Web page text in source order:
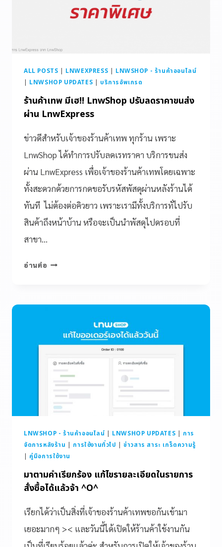
ALL POSTS | LNWEXPRESS | LNWSHOP - ร้านค้าออนไลน์
| LNWSHOP UPDATES | บริการอัพเกรด
ร้านค้าเทพ มีเฮ!! LnwShop ปรับลดราคาขนส่ง
ผ่าน LnwExpress
ข่าวดีสำหรับเจ้าของร้านค้าเทพ ทุกร้าน เพราะ
LnwShop ได้ทำการปรับลดเรทราคา บริการขนส่ง
ผ่าน LnwExpress เพื่อเจ้าของร้านค้าเทพโดยเฉพาะ
ทั้งสะดวกด้วยการกดขอรับรหัสพัสดุผ่านหลังร้านได้
ทันที ไม่ต้องต่อคิวยาว เพราะเรามีทั้งบริการทั่ไปรับ
สินค้าถึงหน้าบ้าน หรือจะเป็นนำพัสดุไปดรอบที่
สาขา…
อ่านต่อ
LNWSHOP - ร้านค้าออนไลน์ | LNWSHOP UPDATES | การ
จัดการหลังร้าน | การใช้งานทั่วไป |ข่าวสาร สาระ เกร็ดความรู้
| คู่มือการใช้งาน
มาตามคำเรียกร้อง แก้ไขรายละเอียดในรายการ
สั่งซื้อได้แล้วจ้า ^O^
เรียกได้ว่าเป็นสิ่งที่เจ้าของร้านค้าเทพขอกันเข้ามา
เยอะมากๆ >< และวันนี้ได้เปิดให้ร้านค้าใช้งานกัน